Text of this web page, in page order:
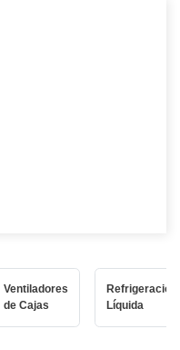
Ventiladores
de Cajas
Refrigeración
Líquida